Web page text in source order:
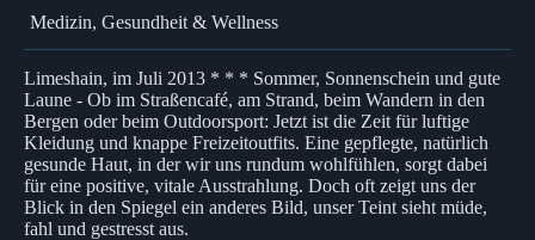
Medizin, Gesundheit & Wellness
Limeshain, im Juli 2013 * * * Sommer, Sonnenschein und gute
Laune - Ob im Straßencafé, am Strand, beim Wandern in den
Bergen oder beim Outdoorsport: Jetzt ist die Zeit für luftige
Kleidung und knappe Freizeitoutfits. Eine gepflegte, natürlich
gesunde Haut, in der wir uns rundum wohlfühlen, sorgt dabei
für eine positive, vitale Ausstrahlung. Doch oft zeigt uns der
Blick in den Spiegel ein anderes Bild, unser Teint sieht müde,
fahl und gestresst aus.